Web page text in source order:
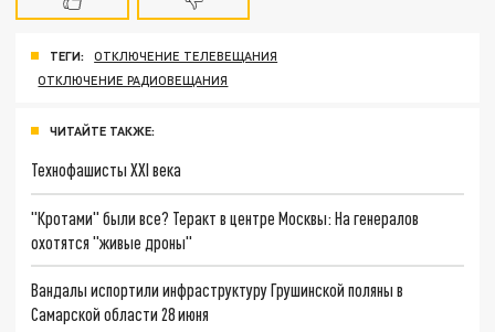
ТЕГИ:
ОТКЛЮЧЕНИЕ ТЕЛЕВЕЩАНИЯ
ОТКЛЮЧЕНИЕ РАДИОВЕЩАНИЯ
ЧИТАЙТЕ ТАКЖЕ:
Технофашисты XXI века
"Кротами" были все? Теракт в центре Москвы: На генералов
охотятся "живые дроны"
Вандалы испортили инфраструктуру Грушинской поляны в
Самарской области 28 июня